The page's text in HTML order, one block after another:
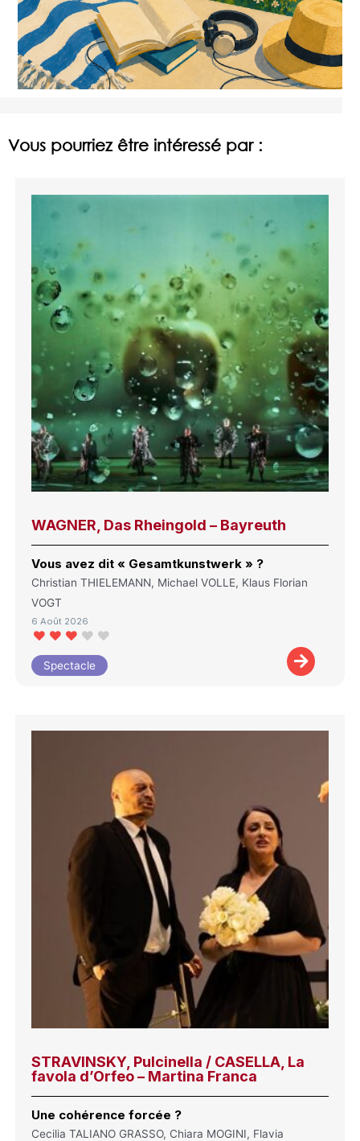
Vous pourriez être intéressé par :
WAGNER, Das Rheingold – Bayreuth
Vous avez dit « Gesamtkunstwerk » ?
Christian THIELEMANN, Michael VOLLE, Klaus Florian
VOGT
6 Août 2026
Spectacle
STRAVINSKY, Pulcinella / CASELLA, La
favola d’Orfeo – Martina Franca
Une cohérence forcée ?
Cecilia TALIANO GRASSO, Chiara MOGINI, Flavia